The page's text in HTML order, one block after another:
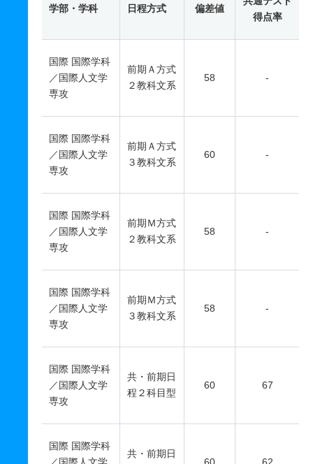
学部・学科 日程方式 偏差値
得点率
国際 国際学科
／国際人文学
専攻
前期Ａ方式
２教科文系
58 -
国際 国際学科
／国際人文学
専攻
前期Ａ方式
３教科文系
60 -
国際 国際学科
／国際人文学
専攻
前期Ｍ方式
２教科文系
58 -
国際 国際学科
／国際人文学
専攻
前期Ｍ方式
３教科文系
58 -
国際 国際学科
／国際人文学
専攻
共・前期日
程２科目型
60 67
国際 国際学科
共・前期日